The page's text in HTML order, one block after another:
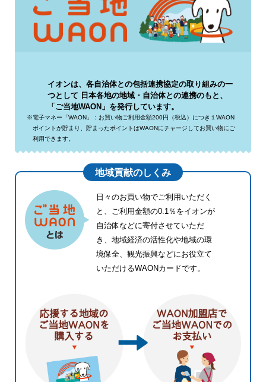
イオンは、各自治体との包括連携協定の取り組みの一
つとして 日本各地の地域・自治体との連携のもと、
「ご当地WAON」を発行しています。
※電子マネー「WAON」：お買い物ご利用金額200円（税込）につき１WAON
ポイントが貯まり、貯まったポイントはWAONにチャージしてお買い物にご
利用できます。
地域貢献のしくみ
日々のお買い物でご利用いただく
と、ご利用金額の0.1％をイオンが
自治体などに寄付させていただ
き、地域経済の活性化や地域の環
境保全、観光振興などにお役立て
いただけるWAONカードです。